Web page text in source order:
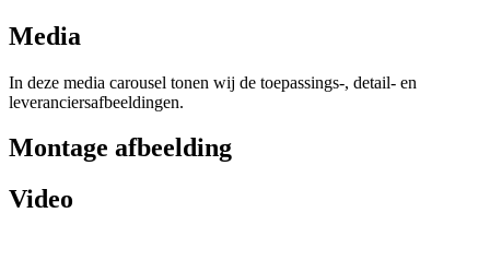
Media
In deze media carousel tonen wij de toepassings-, detail- en
leveranciersafbeeldingen.
Montage afbeelding
Video